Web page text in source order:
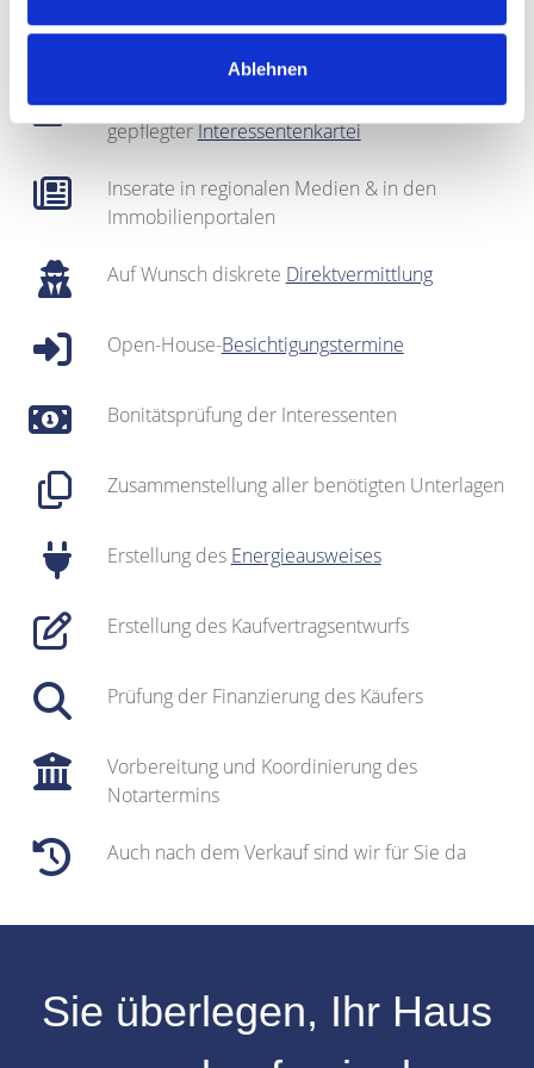
Ablehnen
Fotografie & Exposé-Erstellung
Regionales Netzwerk inklusive sehr gut
gepflegterInteressentenkartei
Inserate in regionalen Medien & in den
Immobilienportalen
Auf Wunsch diskrete Direktvermittlung
Open-House-Besichtigungstermine
Bonitätsprüfung der Interessenten
Zusammenstellung aller benötigten Unterlagen
Erstellung des Energieausweises
Erstellung des Kaufvertragsentwurfs
Prüfung der Finanzierung des Käufers
Vorbereitung und Koordinierung des
Notartermins
Auch nach dem Verkauf sind wir für Sie da
Sie überlegen, Ihr Haus